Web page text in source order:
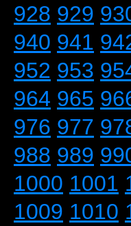
928 929
940 941
952 953
964 965
976 977
988 989
1000 1001
1009 1010